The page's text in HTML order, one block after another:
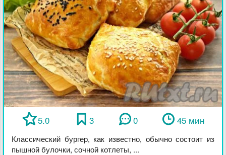
5.0 3 0 45 мин
Классический бургер, как известно, обычно состоит из
пышной булочки, сочной котлеты, ...